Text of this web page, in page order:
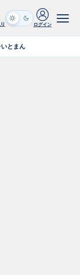
ログイン
とまん